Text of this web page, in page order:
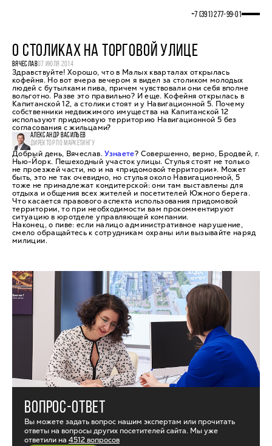
+7 (391) 277‒99‒01
О СТОЛИКАХ НА ТОРГОВОЙ УЛИЦЕ
ВЯЧЕСЛАВ07 ИЮЛЯ 2014
Здравствуйте! Хорошо, что в Малых кварталах открылась
кофейня. Но вот вчера вечером я видел за столиком молодых
людей с бутылками пива, причем чувствовали они себя вполне
вольготно. Разве это правильно? И еще. Кофейня открылась в
Капитанской 12, а столики стоят и у Навигационной 5. Почему
собственники недвижимого имущества на Капитанской 12
используют придомовую территорию Навигационной 5 без
согласования с жильцами?
АЛЕКСАНДР ВАСИЛЬЕВ
ДИРЕКТОР ПО МАРКЕТИНГУ
Добрый день, Вячеслав.Узнаете? Совершенно, верно, Бродвей, г.
Нью-Йорк. Пешеходный участок улицы. Стулья стоят не только
не проезжей части, но и на «придомовой территории». Может
быть, это не так очевидно, но стулья около Навигационной, 5
тоже не принадлежат кондитерской: они там выставлены для
отдыха и общения всех жителей и посетителей Южного берега.
Что касается правового аспекта использования придомовой
территории, то при необходимости вам прокомментируют
ситуацию в юротделе управляющей компании.
Наконец, о пиве: если налицо административное нарушение,
смело обращайтесь к сотрудникам охраны или вызывайте наряд
милиции.
ВОПРОС-ОТВЕТ
Вы можете задать вопрос нашим экспертам или прочитать
ответы на вопросы других посетителей сайта. Мы уже
ответили на 4512 вопросов